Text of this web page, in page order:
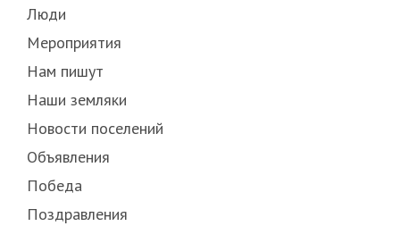
Люди
Мероприятия
Нам пишут
Наши земляки
Новости поселений
Объявления
Победа
Поздравления